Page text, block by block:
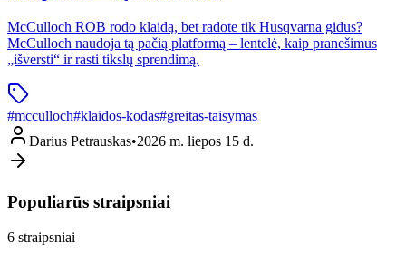
McCulloch ROB rodo klaidą, bet radote tik Husqvarna gidus?
McCulloch naudoja tą pačią platformą – lentelė, kaip pranešimus
„išversti“ ir rasti tikslų sprendimą.
#mcculloch#klaidos-kodas#greitas-taisymas
Darius Petrauskas•2026 m. liepos 15 d.
Populiarūs straipsniai
6 straipsniai